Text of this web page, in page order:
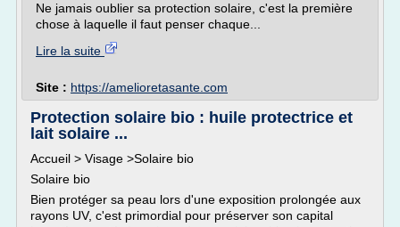
Ne jamais oublier sa protection solaire, c'est la première
chose à laquelle il faut penser chaque...
Lire la suite
Site : https://amelioretasante.com
Protection solaire bio : huile protectrice et
lait solaire ...
Accueil > Visage >Solaire bio
Solaire bio
Bien protéger sa peau lors d'une exposition prolongée aux
rayons UV, c'est primordial pour préserver son capital